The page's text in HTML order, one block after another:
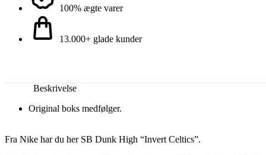
100% ægte varer
13.000+ glade kunder
Beskrivelse
Original boks medfølger.
Fra Nike har du her SB Dunk High “Invert Celtics”.